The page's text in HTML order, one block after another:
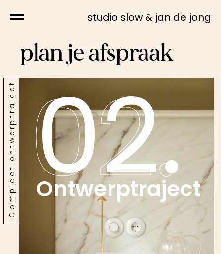
studio slow & jan de jong
Compleet ontwerptraject02.
Ontwerptraject
02.
plan je afspraak